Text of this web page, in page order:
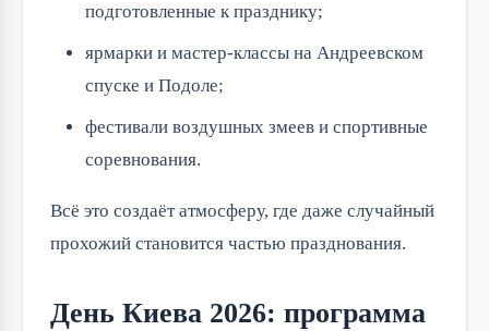
подготовленные к празднику;
ярмарки и мастер-классы на Андреевском
спуске и Подоле;
фестивали воздушных змеев и спортивные
соревнования.
Всё это создаёт атмосферу, где даже случайный
прохожий становится частью празднования.
День Киева 2026: программа